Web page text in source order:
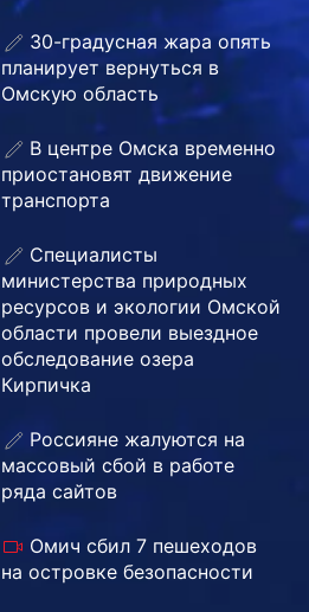
30-градусная жара опять
планирует вернуться в
Омскую область
В центре Омска временно
приостановят движение
транспорта
Специалисты
министерства природных
ресурсов и экологии Омской
области провели выездное
обследование озера
Кирпичка
Россияне жалуются на
массовый сбой в работе
ряда сайтов
Омич сбил 7 пешеходов
на островке безопасности